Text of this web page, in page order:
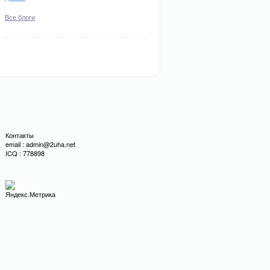
Все блоги
Контакты
email : admin@2uha.net
ICQ : 778898